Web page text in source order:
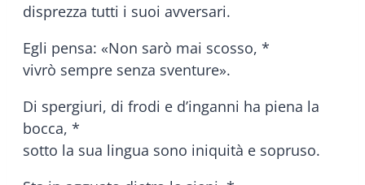
disprezza tutti i suoi avversari.
Egli pensa: «Non sarò mai scosso, *
vivrò sempre senza sventure».
Di spergiuri, di frodi e d’inganni ha piena la
bocca, *
sotto la sua lingua sono iniquità e sopruso.